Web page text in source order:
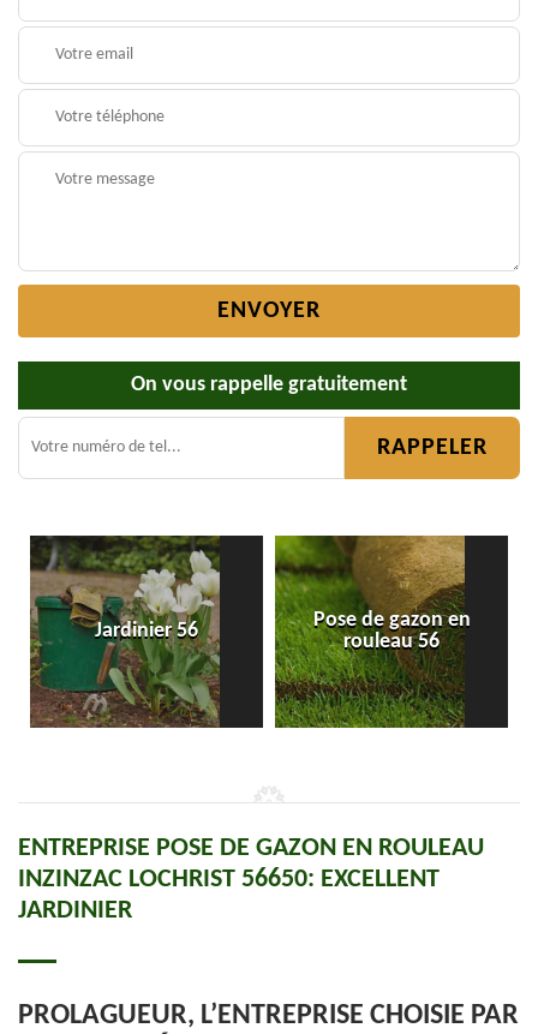
On vous rappelle gratuitement
Jardinier 56
Pose de gazon en
rouleau 56
ENTREPRISE POSE DE GAZON EN ROULEAU
INZINZAC LOCHRIST 56650: EXCELLENT
JARDINIER
PROLAGUEUR, L’ENTREPRISE CHOISIE PAR